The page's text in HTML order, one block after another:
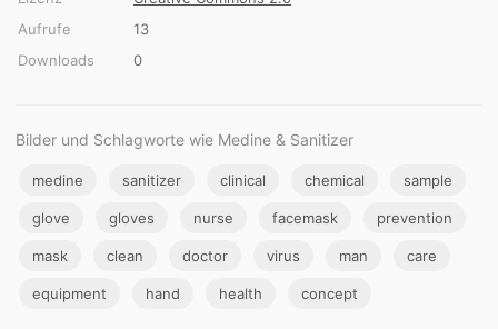
Aufrufe
13
Downloads
0
Bilder und Schlagworte wie Medine & Sanitizer
medine sanitizer clinical chemical sample
glove gloves nurse facemask prevention
mask clean doctor virus man care
equipment hand health concept